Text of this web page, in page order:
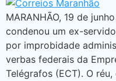
MARANHÃO, 19 de
condenou um ex-
por improbidade
verbas federais da
Telégrafos (ECT). O